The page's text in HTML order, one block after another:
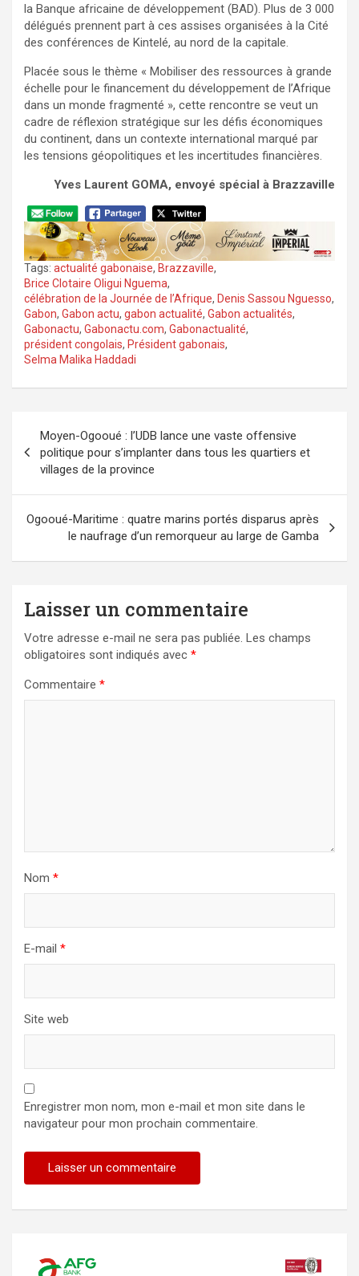
la Banque africaine de développement (BAD). Plus de 3 000
délégués prennent part à ces assises organisées à la Cité
des conférences de Kintelé, au nord de la capitale.
Placée sous le thème « Mobiliser des ressources à grande
échelle pour le financement du développement de l’Afrique
dans un monde fragmenté », cette rencontre se veut un
cadre de réflexion stratégique sur les défis économiques
du continent, dans un contexte international marqué par
les tensions géopolitiques et les incertitudes financières.
Yves Laurent GOMA, envoyé spécial à Brazzaville
Tags: actualité gabonaise, Brazzaville,
Brice Clotaire Oligui Nguema,
célébration de la Journée de l’Afrique, Denis Sassou Nguesso,
Gabon, Gabon actu, gabon actualité, Gabon actualités,
Gabonactu, Gabonactu.com, Gabonactualité,
président congolais, Président gabonais,
Selma Malika Haddadi
de
l’article
Moyen-Ogooué : l’UDB lance une vaste offensive
politique pour s’implanter dans tous les quartiers et
villages de la province
Ogooué-Maritime : quatre marins portés disparus après
le naufrage d’un remorqueur au large de Gamba
Laisser un commentaire
Votre adresse e-mail ne sera pas publiée. Les champs
obligatoires sont indiqués avec *
Commentaire *
Nom *
E-mail *
Site web
Enregistrer mon nom, mon e-mail et mon site dans le
navigateur pour mon prochain commentaire.